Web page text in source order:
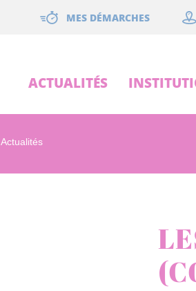
MES DÉMARCHES
ACTUALITÉS
Actualités